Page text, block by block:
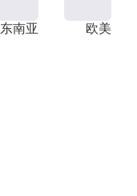
东南亚 欧美